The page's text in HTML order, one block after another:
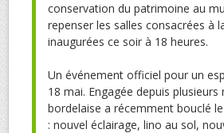
conservation du patrimoine au
repenser les salles consacrées à
inaugurées ce soir à 18 heures.
Un événement officiel pour un
18 mai. Engagée depuis
bordelaise a récemment bouclé
: nouvel éclairage, lino au sol,